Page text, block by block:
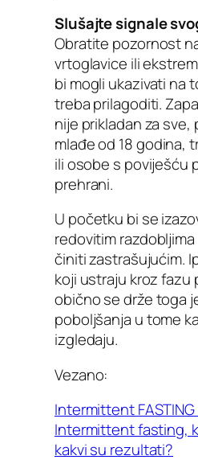
Slušajte signale
Obratite pozornost
vrtoglavice ili
bi mogli ukazivati na
treba prilagoditi.
nije prikladan za
mlađe od 18 godina,
ili osobe s poviješću
prehrani.
U početku bi se
redovitim
činiti zastrašujućim.
koji ustraju kroz fazu
obično se drže toga
poboljšanja u tome
izgledaju.
Vezano:
Intermittent
Intermittent fasting,
kakvi su rezultati?